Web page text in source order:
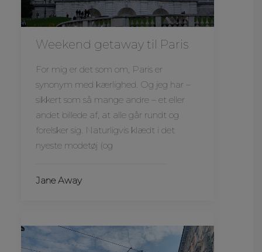
Weekend getaway til Paris
For mig er det som om, Paris er
synonym med kærlighed. Og jeg har –
sikkert som så mange andre – et eller
andet billede af, at alle går rundt og
forelsker sig. Naturligvis klædt i det
nyeste modetøj (og
Jane Away